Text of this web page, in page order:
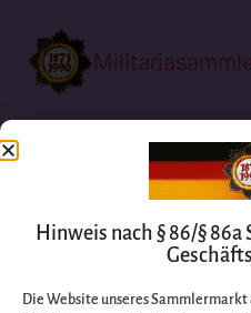
Hinweis nach § 86/§
Die Website unseres